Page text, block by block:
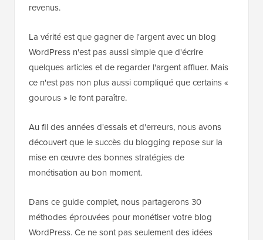
revenus.
La vérité est que gagner de l'argent avec un blog
WordPress n'est pas aussi simple que d'écrire
quelques articles et de regarder l'argent affluer. Mais
ce n'est pas non plus aussi compliqué que certains «
gourous » le font paraître.
Au fil des années d'essais et d'erreurs, nous avons
découvert que le succès du blogging repose sur la
mise en œuvre des bonnes stratégies de
monétisation au bon moment.
Dans ce guide complet, nous partagerons 30
méthodes éprouvées pour monétiser votre blog
WordPress. Ce ne sont pas seulement des idées